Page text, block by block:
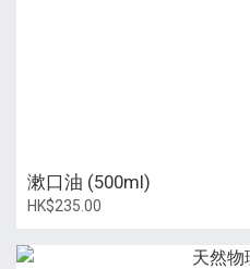
漱口油 (500ml)
HK$235.00